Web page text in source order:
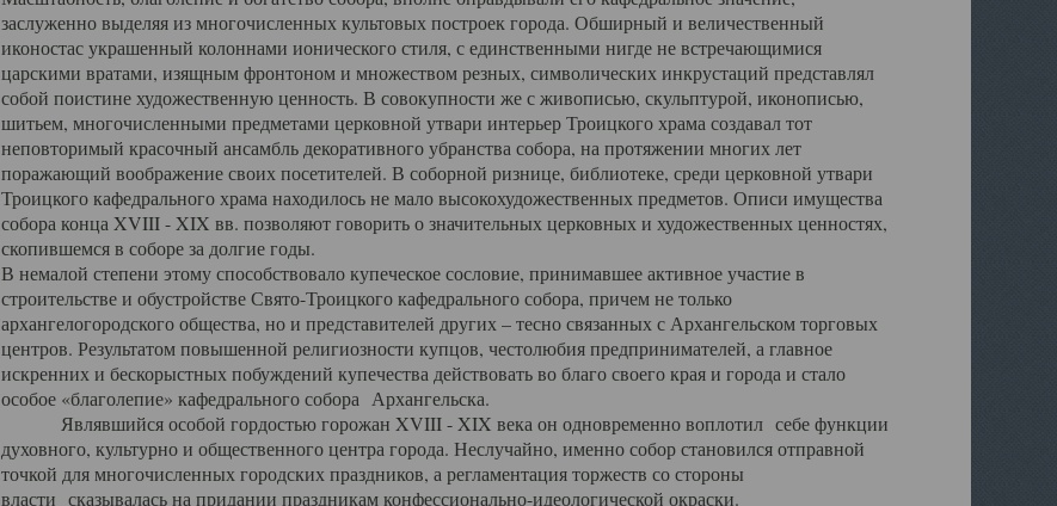
заслуженно выделяя из многочисленных культовых построек города. Обширный и величественный
иконостас украшенный колоннами ионического стиля, с единственными нигде не встречающимися
царскими вратами, изящным фронтоном и множеством резных, символических инкрустаций представлял
собой поистине художественную ценность. В совокупности же с живописью, скульптурой, иконописью,
шитьем, многочисленными предметами церковной утвари интерьер Троицкого храма создавал тот
неповторимый красочный ансамбль декоративного убранства собора, на протяжении многих лет
поражающий воображение своих посетителей. В соборной ризнице, библиотеке, среди церковной утвари
Троицкого кафедрального храма находилось не мало высокохудожественных предметов. Описи имущества
собора конца XVIII - XIX вв. позволяют говорить о значительных церковных и художественных ценностях,
скопившемся в соборе за долгие годы.
В немалой степени этому способствовало купеческое сословие, принимавшее активное участие в
строительстве и обустройстве Свято-Троицкого кафедрального собора, причем не только
архангелогородского общества, но и представителей других – тесно связанных с Архангельском торговых
центров. Результатом повышенной религиозности купцов, честолюбия предпринимателей, а главное
искренних и бескорыстных побуждений купечества действовать во благо своего края и города и стало
особое «благолепие» кафедрального собора Архангельска.
Являвшийся особой гордостью горожан XVIII - XIX века он одновременно воплотил себе функции
духовного, культурно и общественного центра города. Неслучайно, именно собор становился отправной
точкой для многочисленных городских праздников, а регламентация торжеств со стороны
власти сказывалась на придании праздникам конфессионально-идеологической окраски.